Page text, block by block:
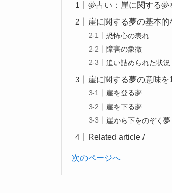
夢占い：崖に関する
崖に関する夢の基本的
恐怖心の表れ
障害の象徴
追い詰められた状況
崖に関する夢の意味
崖を登る夢
崖を下る夢
崖から下をのぞく夢
Related article /
次のページへ